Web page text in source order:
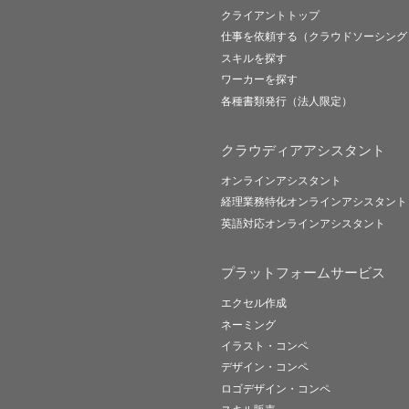
クライアントトップ
仕事を依頼する（クラウドソーシング
スキルを探す
ワーカーを探す
各種書類発行（法人限定）
クラウディアアシスタント
オンラインアシスタント
経理業務特化オンラインアシスタント
英語対応オンラインアシスタント
プラットフォームサービス
エクセル作成
ネーミング
イラスト・コンペ
デザイン・コンペ
ロゴデザイン・コンペ